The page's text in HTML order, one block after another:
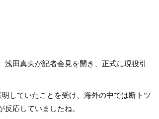
浅田真央が記者会見を開き、正式に現役引
していたことを受け、海外の中では断トツ
応していましたね。